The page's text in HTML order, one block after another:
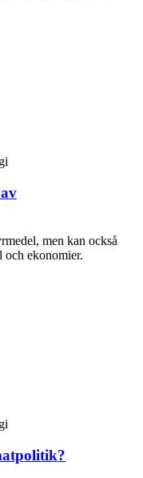
men kan också
och ekonomier.